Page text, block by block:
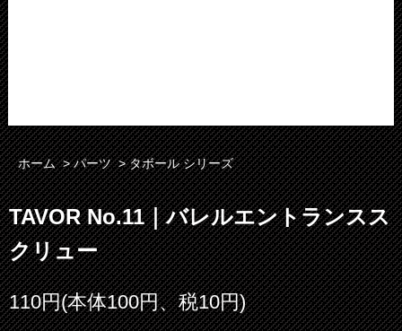
ホーム >パーツ >タボール シリーズ
TAVOR No.11｜バレルエントランスス
クリュー
110円(本体100円、税10円)